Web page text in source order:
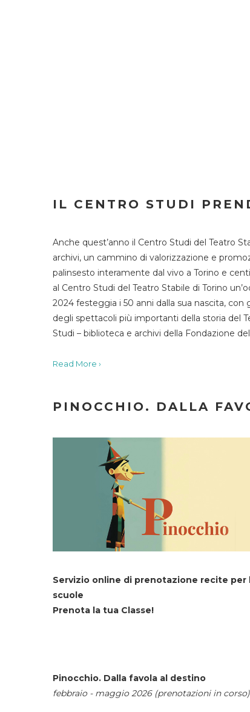
IL CENTRO STUDI
Anche quest’anno il Centro Studi del Teatro
archivi, un cammino di valorizzazione e
palinsesto interamente dal vivo a Torino e
al Centro Studi del Teatro Stabile di Torino
2024 festeggia i 50 anni dalla sua nascita,
degli spettacoli più importanti della storia del
Studi – biblioteca e archivi della Fondazione
Read More ›
PINOCCHIO. DALLA
Servizio online di prenotazione recite per
scuole
Prenota la tua Classe!
Pinocchio. Dalla favola al destino
febbraio - maggio 2026 (prenotazioni in corso)